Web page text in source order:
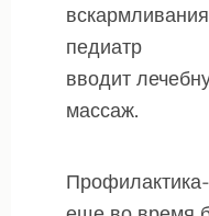
педиатр
вводит
массаж.